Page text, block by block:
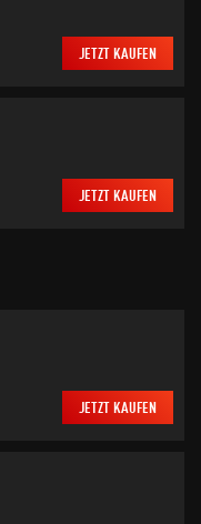
JETZT KAUFEN
JETZT KAUFEN
JETZT KAUFEN